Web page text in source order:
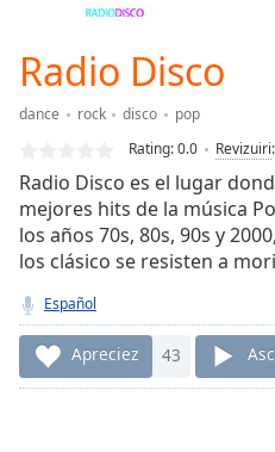
Loaded :
Stream
TypeLIVE
Seek to
currently
live LIVE
Remaining
Time-
Radio Disco
dance rock disco
pop
Rating:0.0 Revizuiri:
Radio Disco es el lugar
mejores hits de la música
los años 70s, 80s, 90s y
los clásico se resisten a
Español
Apreciez 43